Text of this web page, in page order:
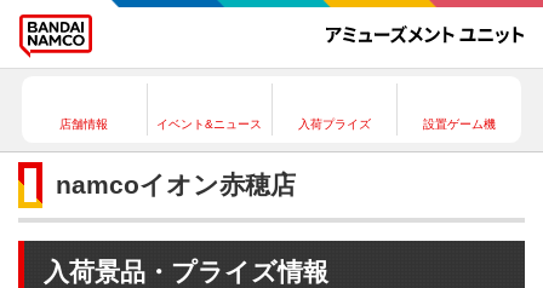
店舗情報 イベント&ニュース 入荷プライズ 設置ゲーム機
namcoイオン赤穂店
入荷景品・プライズ情報